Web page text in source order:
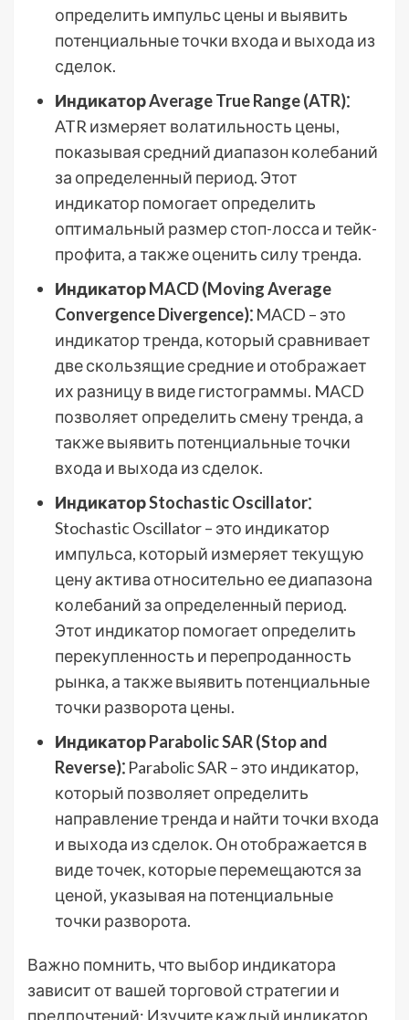
определить импульс цены и выявить
потенциальные точки входа и выхода из
сделок.
Индикатор Average True Range (ATR)⁚
ATR измеряет волатильность цены,
показывая средний диапазон колебаний
за определенный период. Этот
индикатор помогает определить
оптимальный размер стоп-лосса и тейк-
профита, а также оценить силу тренда.
Индикатор MACD (Moving Average
Convergence Divergence)⁚ MACD – это
индикатор тренда, который сравнивает
две скользящие средние и отображает
их разницу в виде гистограммы. MACD
позволяет определить смену тренда, а
также выявить потенциальные точки
входа и выхода из сделок.
Индикатор Stochastic Oscillator⁚
Stochastic Oscillator – это индикатор
импульса, который измеряет текущую
цену актива относительно ее диапазона
колебаний за определенный период.
Этот индикатор помогает определить
перекупленность и перепроданность
рынка, а также выявить потенциальные
точки разворота цены.
Индикатор Parabolic SAR (Stop and
Reverse)⁚ Parabolic SAR – это индикатор,
который позволяет определить
направление тренда и найти точки входа
и выхода из сделок. Он отображается в
виде точек, которые перемещаются за
ценой, указывая на потенциальные
точки разворота.
Важно помнить, что выбор индикатора
зависит от вашей торговой стратегии и
предпочтений; Изучите каждый индикатор,